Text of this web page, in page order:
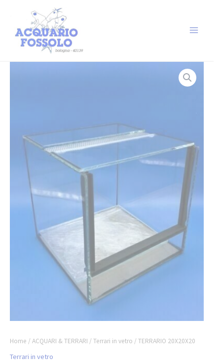
Home /ACQUARI & TERRARI /Terrari in vetro / TERRARIO 20X20X20
Terrari in vetro